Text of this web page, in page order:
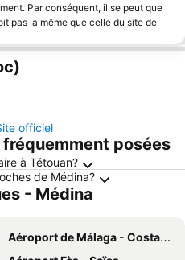
Par conséquent, il se peut que
pas la même que celle du site de
officiel
posées
à Tétouan?
de Médina?
- Médina
Aéroport de Málaga - Costa del Dol